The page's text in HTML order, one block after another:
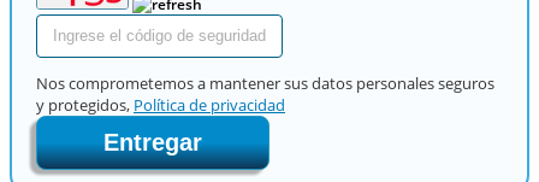
Nos comprometemos a mantener sus datos personales seguros
y protegidos, Política de privacidad
Entregar